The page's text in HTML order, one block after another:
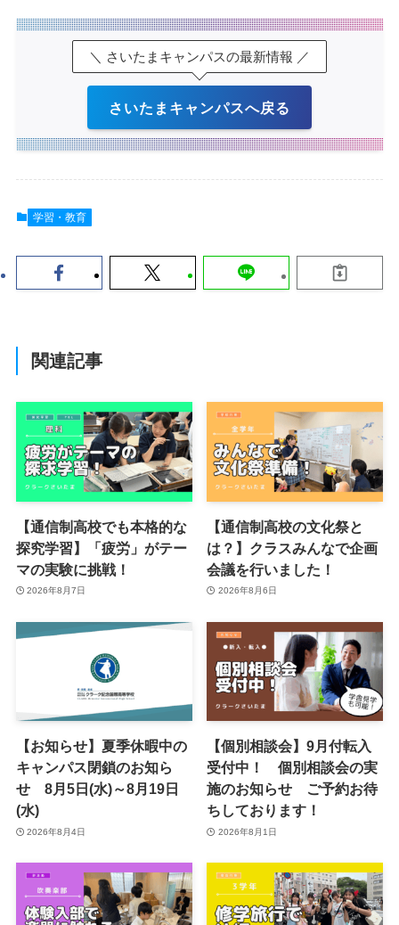
＼ さいたまキャンパスの最新情報 ／
さいたまキャンパスへ戻る
学習・教育
関連記事
【通信制高校でも本格的な
探究学習】「疲労」がテー
マの実験に挑戦！
2026年8月7日
【通信制高校の文化祭と
は？】クラスみんなで企画
会議を行いました！
2026年8月6日
【お知らせ】夏季休暇中の
キャンパス閉鎖のお知ら
せ 8月5日(水)～8月19日
(水)
2026年8月4日
【個別相談会】9月付転入
受付中！ 個別相談会の実
施のお知らせ ご予約お待
ちしております！
2026年8月1日